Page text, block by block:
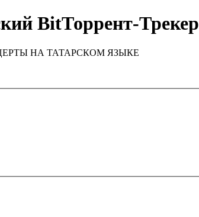
BitТоррент-Трекер
НА ТАТАРСКОМ ЯЗЫКЕ